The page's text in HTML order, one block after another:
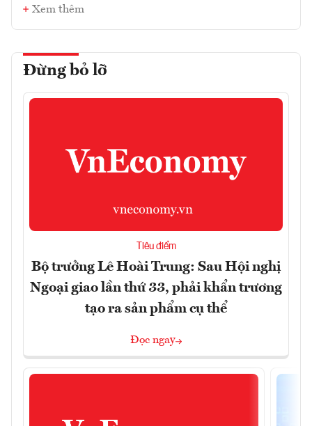
Xem thêm
Đừng bỏ lỡ
Tiêu điểm
Bộ trưởng Lê Hoài Trung: Sau Hội nghị
Ngoại giao lần thứ 33, phải khẩn trương
tạo ra sản phẩm cụ thể
Đọc ngay